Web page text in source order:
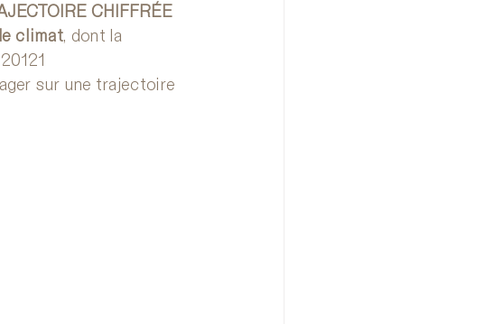
CHIFFRÉE
climat, dont la
sur une trajectoire